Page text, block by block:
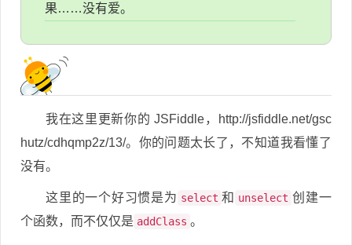
果……没有爱。
我在这里更新你的 JSFiddle，http://jsfiddle.net/gsc
hutz/cdhqmp2z/13/。你的问题太长了，不知道我看懂了
没有。
这里的一个好习惯是为 select 和 unselect 创建一
个函数，而不仅仅是 addClass 。